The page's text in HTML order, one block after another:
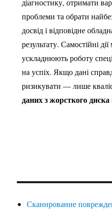
діагностику, отримати
проблеми та обрати
досвід і відповідне
результату. Самостійні
ускладнюють роботу
на успіх. Якщо дані
ризикувати — лише
даних з жорсткого диска
Сканирование